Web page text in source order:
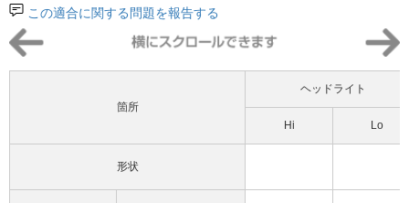
この適合に関する問題を報告する
箇所
ヘッドライト
Hi Lo
形状